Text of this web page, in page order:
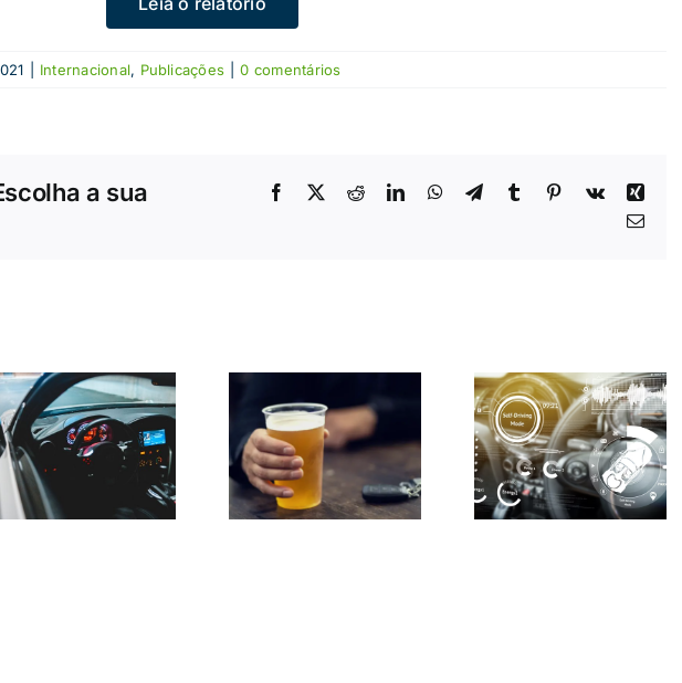
Internacional, Publicações 0 comentários
a sua
Facebook RedditLinkedInWhatsApp
TelegramTumblr Pinterest
Vk
Xing
Email
Álcool ao
volante na
Europa: o
que revela o
novo estudo
Novos
sistemas de
segurança
obrigatórios
nos
Segurança
Rodoviária:
Portugal
entre os
finalistas
dos prémios